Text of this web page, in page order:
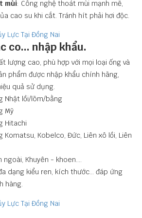
mùi: Công nghệ thoát mùi mạnh mẽ,
cao su khi cắt. Tránh hít phải hơi độc.
co... nhập khẩu.
lượng cao, phù hợp với mọi loại ống và
phẩm được nhập khẩu chính hãng,
quả sử dụng.
Nhật lồi/lõm/bằng
Mỹ
Hitachi
Komatsu, Kobelco, Đức, Liên xô lồi, Liên
ngoài, Khuyên - khoen....
dạng kiểu ren, kích thước... đáp ứng
hàng.